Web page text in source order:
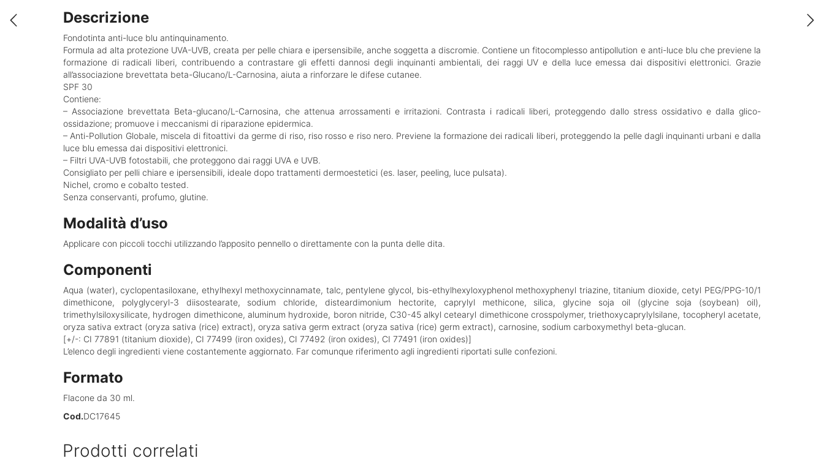
Descrizione
Fondotinta anti-luce blu antinquinamento.
Formula ad alta protezione UVA-UVB, creata per pelle chiara e ipersensibile, anche soggetta a discromie. Contiene un fitocomplesso antipollution e anti-luce blu che previene la
formazione di radicali liberi, contribuendo a contrastare gli effetti dannosi degli inquinanti ambientali, dei raggi UV e della luce emessa dai dispositivi elettronici. Grazie
all’associazione brevettata beta-Glucano/L-Carnosina, aiuta a rinforzare le difese cutanee.
SPF 30
Contiene:
– Associazione brevettata Beta-glucano/L-Carnosina, che attenua arrossamenti e irritazioni. Contrasta i radicali liberi, proteggendo dallo stress ossidativo e dalla glico-
ossidazione; promuove i meccanismi di riparazione epidermica.
– Anti-Pollution Globale, miscela di fitoattivi da germe di riso, riso rosso e riso nero. Previene la formazione dei radicali liberi, proteggendo la pelle dagli inquinanti urbani e dalla
luce blu emessa dai dispositivi elettronici.
– Filtri UVA-UVB fotostabili, che proteggono dai raggi UVA e UVB.
Consigliato per pelli chiare e ipersensibili, ideale dopo trattamenti dermoestetici (es. laser, peeling, luce pulsata).
Nichel, cromo e cobalto tested.
Senza conservanti, profumo, glutine.
Modalità d’uso
Applicare con piccoli tocchi utilizzando l’apposito pennello o direttamente con la punta delle dita.
Componenti
Aqua (water), cyclopentasiloxane, ethylhexyl methoxycinnamate, talc, pentylene glycol, bis-ethylhexyloxyphenol methoxyphenyl triazine, titanium dioxide, cetyl PEG/PPG-10/1
dimethicone, polyglyceryl-3 diisostearate, sodium chloride, disteardimonium hectorite, caprylyl methicone, silica, glycine soja oil (glycine soja (soybean) oil),
trimethylsiloxysilicate, hydrogen dimethicone, aluminum hydroxide, boron nitride, C30-45 alkyl cetearyl dimethicone crosspolymer, triethoxycaprylylsilane, tocopheryl acetate,
oryza sativa extract (oryza sativa (rice) extract), oryza sativa germ extract (oryza sativa (rice) germ extract), carnosine, sodium carboxymethyl beta-glucan.
[+/-: CI 77891 (titanium dioxide), CI 77499 (iron oxides), CI 77492 (iron oxides), CI 77491 (iron oxides)]
L’elenco degli ingredienti viene costantemente aggiornato. Far comunque riferimento agli ingredienti riportati sulle confezioni.
Formato
Flacone da 30 ml.
Cod.DC17645
Prodotti correlati